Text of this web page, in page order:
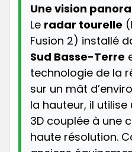
Une vision
Le radar tourelle
Fusion 2) installé
Sud Basse-Terre
technologie de la
sur un mât
la hauteur, il
3D couplée à une
haute résolution.